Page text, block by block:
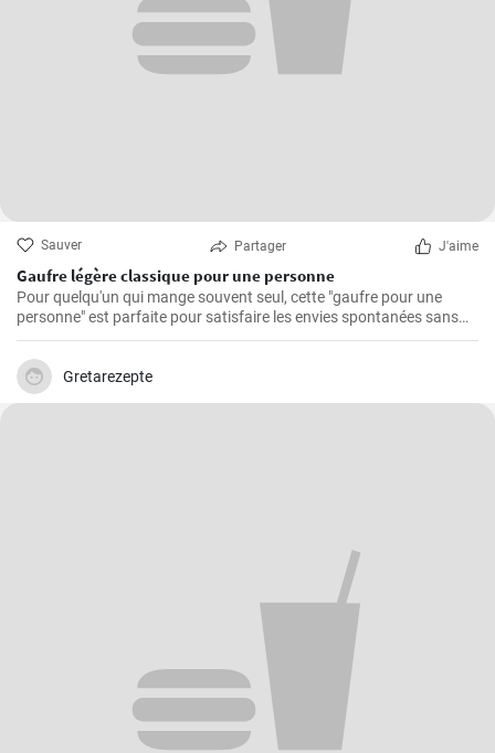
Sauver Partager J'aime
Gaufre légère classique pour une personne
Pour quelqu'un qui mange souvent seul, cette "gaufre pour une
personne" est parfaite pour satisfaire les envies spontanées sans
avoir à se soucier des restes.
Gretarezepte